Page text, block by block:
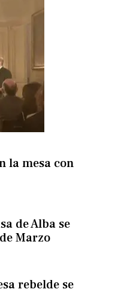
la mesa con
de Alba se
Marzo
rebelde se